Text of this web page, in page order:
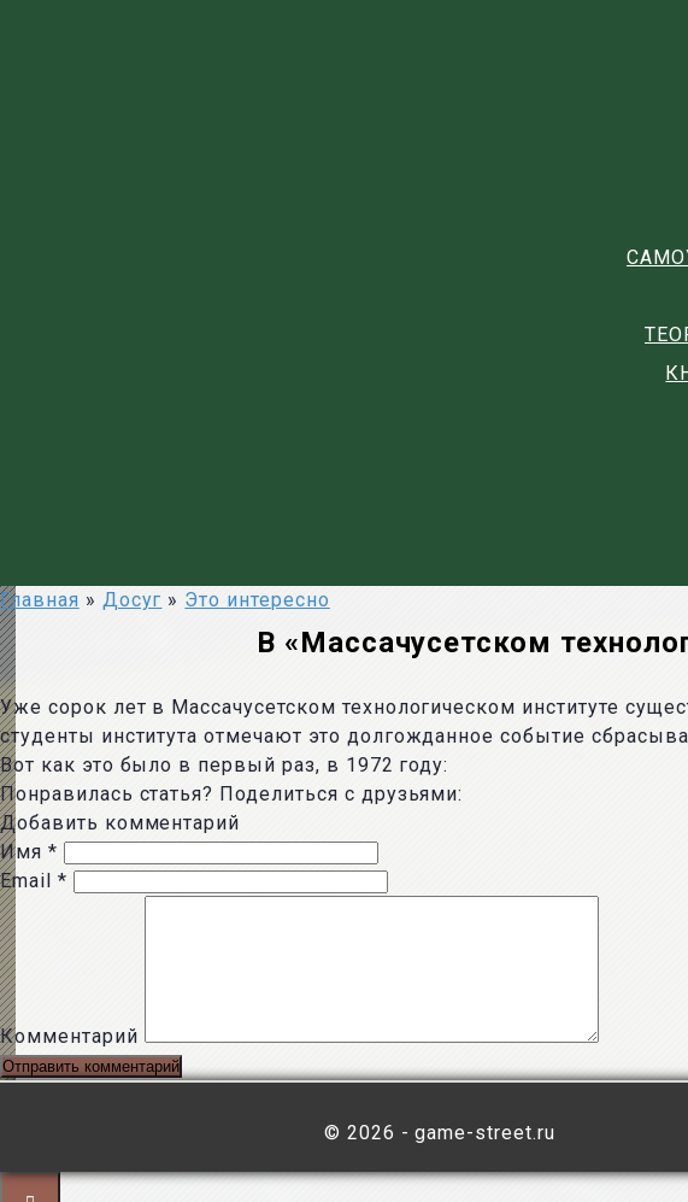
Главная » Досуг » Это интересно
В «Массачусетском
Уже сорок лет в Массачусетском технологическом институте
студенты института отмечают это долгожданное событие
Вот как это было в первый раз, в 1972 году:
Понравилась статья? Поделиться с друзьями:
Добавить комментарий
Имя *
Email *
Комментарий
© 2026 - game-street.ru